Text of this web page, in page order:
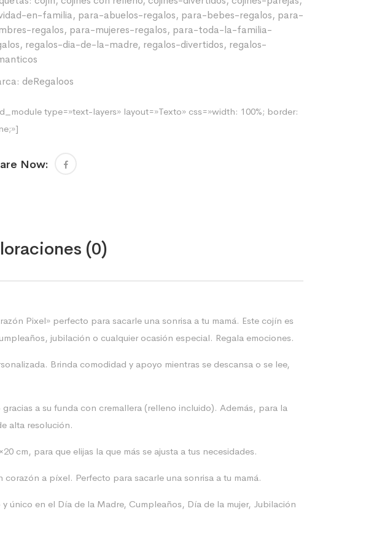
en-familia, para-abuelos-regalos, para-bebes-regalos, para-
regalos, para-mujeres-regalos, para-toda-la-familia-
, regalos-dia-de-la-madre, regalos-divertidos, regalos-
deRegaloos
type=»text-layers» layout=»Texto» css=»width: 100%; border:
Now:
(0)
Pixel» perfecto para sacarle una sonrisa a tu mamá. Este cojín es
jubilación o cualquier ocasión especial. Regala emociones.
Brinda comodidad y apoyo mientras se descansa o se lee,
a su funda con cremallera (relleno incluido). Además, para la
alta resolución.
cm, para que elijas la que más se ajusta a tus necesidades.
a píxel. Perfecto para sacarle una sonrisa a tu mamá.
único en el Día de la Madre, Cumpleaños, Día de la mujer, Jubilación